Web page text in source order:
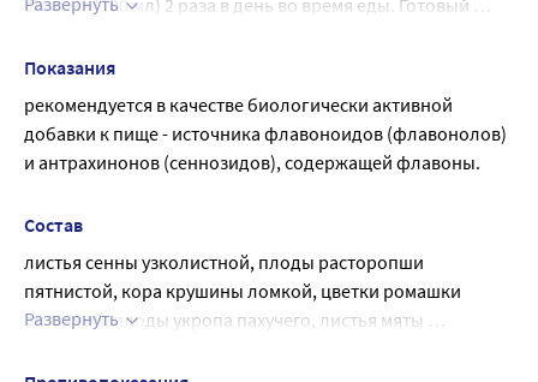
стакана (100 мл) 2 раза в день во время еды. Готовый
приёма - 2 недели.
Показания
рекомендуется в качестве биологически активной
добавки к пище - источника флавоноидов (флавонолов)
и антрахинонов (сеннозидов), содержащей флавоны.
Состав
листья сенны узколистной, плоды расторопши
пятнистой, кора крушины ломкой, цветки ромашки
аптечной, плоды укропа пахучего, листья мяты
крапивы двудомной, побеги хвоща полевого, корень
Развернуть